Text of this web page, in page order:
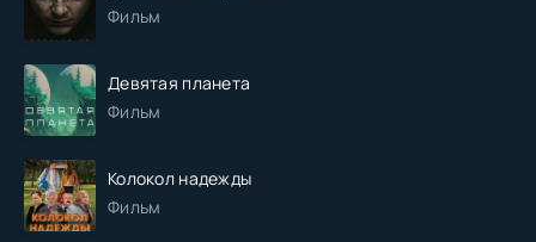
Фильм
Девятая планета
Фильм
Колокол надежды
Фильм